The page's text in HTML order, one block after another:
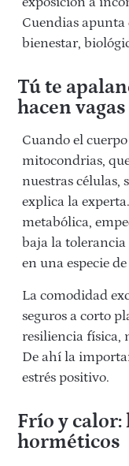
Cuendias apunta
bienestar,
Tú te
hacen vagas
Cuando el
mitocondrias,
nuestras células,
explica la
metabólica,
baja la
en una especie
La comodidad
seguros a corto
resiliencia física,
De ahí la
estrés positivo.
Frío y calor:
horméticos